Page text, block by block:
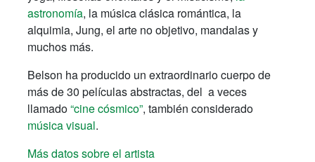
astronomía, la música clásica romántica, la
alquimia, Jung, el arte no objetivo, mandalas y
muchos más.
Belson ha producido un extraordinario cuerpo de
más de 30 películas abstractas, del a veces
llamado“cine cósmico”, también considerado
música visual.
Más datos sobre el artista